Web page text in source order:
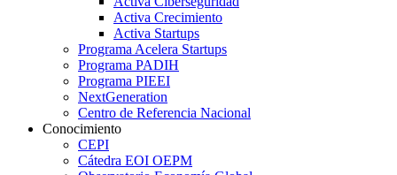
Activa Crecimiento
Activa Startups
Programa Acelera Startups
Programa PADIH
Programa PIEEI
NextGeneration
Centro de Referencia Nacional
Conocimiento
CEPI
Cátedra EOI OEPM